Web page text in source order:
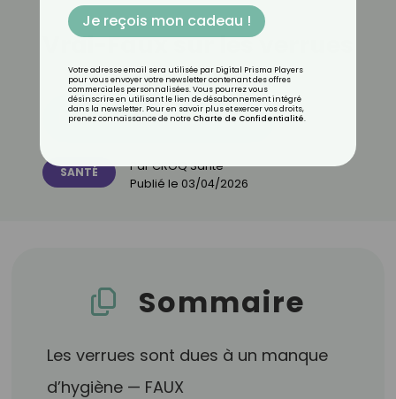
Vrai-Faux sur les verrues
Découvrez les 11 menus CROQ
SANTÉ ParCROQ Santé
Publié le 03/04/2026
Sommaire
Les verrues sont dues à un manque
d’hygiène — FAUX
Je reçois mon cadeau !
Votre adresse email sera utilisée par Digital Prisma Players
pour vous envoyer votre newsletter contenant des offres
commerciales personnalisées. Vous pourrez vous
désinscrire en utilisant le lien de désabonnement intégré
dans la newsletter. Pour en savoir plus et exercer vos droits,
prenez connaissance de notre Charte de Confidentialité.